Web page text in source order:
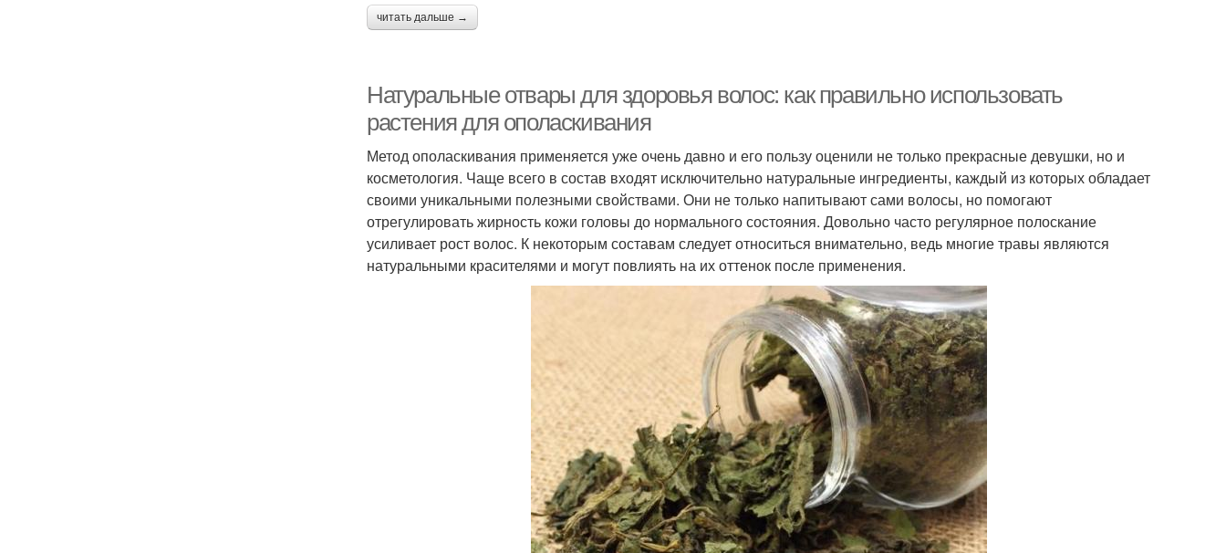
читать дальше →
Натуральные отвары для здоровья волос: как правильно использовать
растения для ополаскивания
Метод ополаскивания применяется уже очень давно и его пользу оценили не только прекрасные девушки, но и
косметология. Чаще всего в состав входят исключительно натуральные ингредиенты, каждый из которых обладает
своими уникальными полезными свойствами. Они не только напитывают сами волосы, но помогают
отрегулировать жирность кожи головы до нормального состояния. Довольно часто регулярное полоскание
усиливает рост волос. К некоторым составам следует относиться внимательно, ведь многие травы являются
натуральными красителями и могут повлиять на их оттенок после применения.